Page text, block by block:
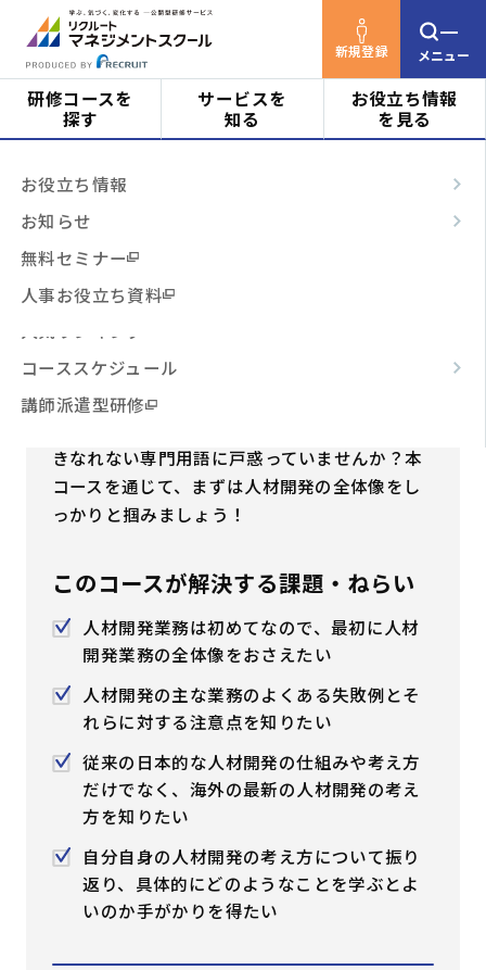
新規登録 メニュー
階層・役割
その他からコースを探す
はじめての方へ
サービスの特長
お役立ち情報 お知らせ よくあるご質問
お問い合わせ 資料請求
開催間近
管理者ログイン
研修コースを
探す
対象者
ビジネススキル
テーマ別
3時間コース
人気ランキング
コーススケジュール
講師派遣型研修
サービスを
知る
はじめての方へ
サービスの特長
ご利用の流れ
よくあるご質問
お役立ち情報
を見る
お役立ち情報
お知らせ
無料セミナー
人事お役立ち資料
リクルートマネジメントスクールTOP
はじめての人材開発担当(229)
対象者
若手社員
きなれない専門用語に戸惑っていませんか？本
コースを通じて、まずは人材開発の全体像をし
っかりと掴みましょう！
このコースが解決する課題・ねらい
人材開発業務は初めてなので、最初に人材
開発業務の全体像をおさえたい
人材開発の主な業務のよくある失敗例とそ
れらに対する注意点を知りたい
従来の日本的な人材開発の仕組みや考え方
だけでなく、海外の最新の人材開発の考え
方を知りたい
自分自身の人材開発の考え方について振り
返り、具体的にどのようなことを学ぶとよ
いのか手がかりを得たい